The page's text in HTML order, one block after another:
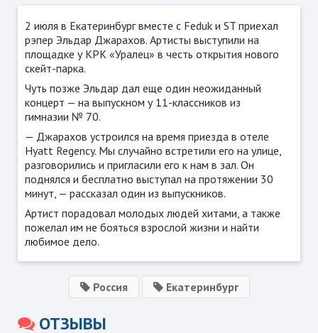
2 июля в Екатеринбург вместе с Feduk и ST приехал
рэпер Эльдар Джарахов. Артисты выступили на
площадке у КРК «Уралец» в честь открытия нового
скейт-парка.
Чуть позже Эльдар дал еще один неожиданный
концерт — на выпускном у 11-классников из
гимназии № 70.
— Джарахов устроился на время приезда в отеле
Hyatt Regency. Мы случайно встретили его на улице,
разговорились и пригласили его к нам в зал. Он
поднялся и бесплатно выступал на протяжении 30
минут, — рассказал один из выпускников.
Артист порадовал молодых людей хитами, а также
пожелал им не бояться взрослой жизни и найти
любимое дело.
Россия Екатеринбург
ОТЗЫВЫ